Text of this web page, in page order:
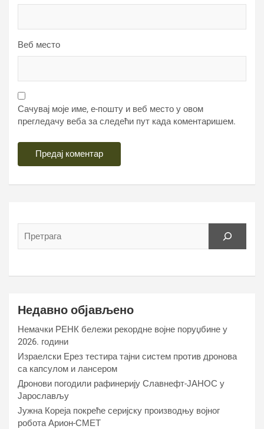
Веб место
Сачувај моје име, е-пошту и веб место у овом
прегледачу веба за следећи пут када коментаришем.
Недавно објављено
Немачки РЕНК бележи рекордне војне поруџбине у
2026. години
Израелски Ерез тестира тајни систем против дронова
са капсулом и лансером
Дронови погодили рафинерију Славнефт-ЈАНОС у
Јарослављу
Јужна Кореја покреће серијску производњу војног
робота Арион-СМЕТ